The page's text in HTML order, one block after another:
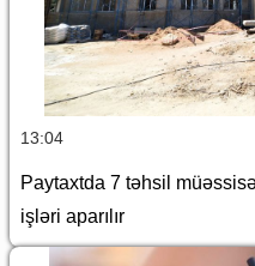
13:04
Paytaxtda 7 təhsil
işləri aparılır